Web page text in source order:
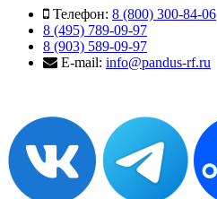
Телефон: 8 (800) 300-84-06
8 (495) 789-09-97
8 (903) 589-09-97
E-mail: info@pandus-rf.ru